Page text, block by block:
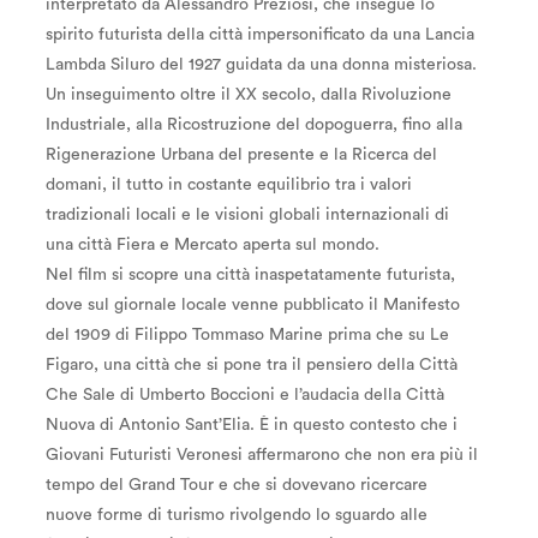
interpretato da Alessandro Preziosi, che insegue lo
spirito futurista della città impersonificato da una Lancia
Lambda Siluro del 1927 guidata da una donna misteriosa.
Un inseguimento oltre il XX secolo, dalla Rivoluzione
Industriale, alla Ricostruzione del dopoguerra, fino alla
Rigenerazione Urbana del presente e la Ricerca del
domani, il tutto in costante equilibrio tra i valori
tradizionali locali e le visioni globali internazionali di
una città Fiera e Mercato aperta sul mondo.
Nel film si scopre una città inaspetatamente futurista,
dove sul giornale locale venne pubblicato il Manifesto
del 1909 di Filippo Tommaso Marine prima che su Le
Figaro, una città che si pone tra il pensiero della Città
Che Sale di Umberto Boccioni e l’audacia della Città
Nuova di Antonio Sant’Elia. È in questo contesto che i
Giovani Futuristi Veronesi affermarono che non era più il
tempo del Grand Tour e che si dovevano ricercare
nuove forme di turismo rivolgendo lo sguardo alle